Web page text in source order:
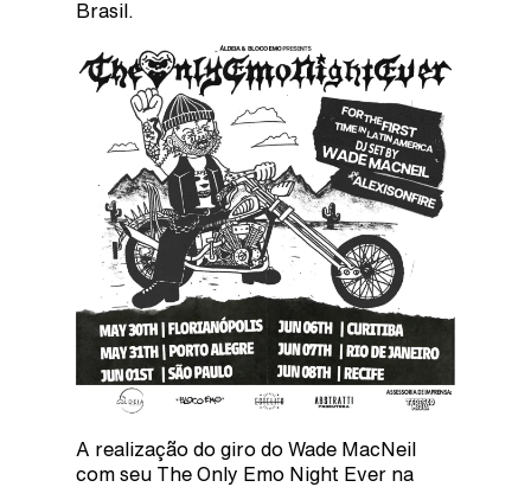
Brasil.
A realização do giro do Wade MacNeil
com seu The Only Emo Night Ever na